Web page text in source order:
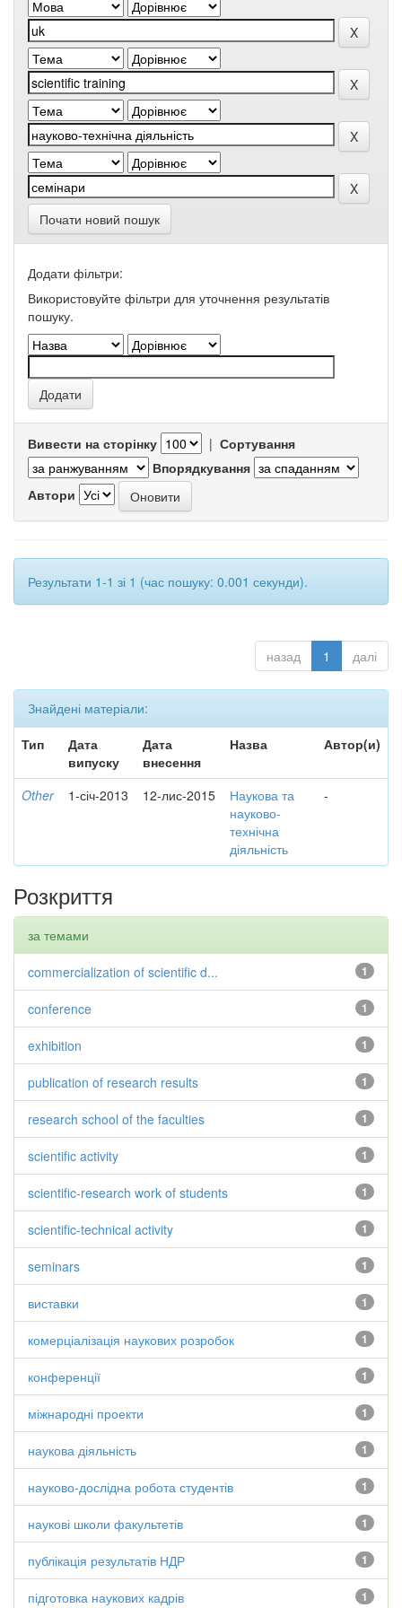
Почати новий пошук
Додати фільтри:
Використовуйте фільтри для уточнення результатів
пошуку.
Вивести на сторінку | Сортування
Впорядкування
Автори
Результати 1-1 зі 1 (час пошуку: 0.001 секунди).
назад 1 далі
Знайдені матеріали:
Тип
Дата
випуску
Дата
внесення
Назва Автор(и)
Other 1-січ-2013 12-лис-2015
Наукова та
науково-
технічна
діяльність
-
Розкриття
за темами
1
commercialization of scientific d...
1
conference
1
exhibition
1
publication of research results
1
research school of the faculties
1
scientific activity
1
scientific-research work of students
1
scientific-technical activity
1
seminars
1
виставки
1
комерціалізація наукових розробок
1
конференції
1
міжнародні проекти
1
наукова діяльність
1
науково-дослідна робота студентів
1
наукові школи факультетів
1
публікація результатів НДР
1
підготовка наукових кадрів